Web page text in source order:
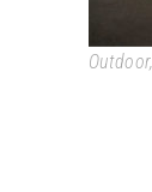
Outdoor,